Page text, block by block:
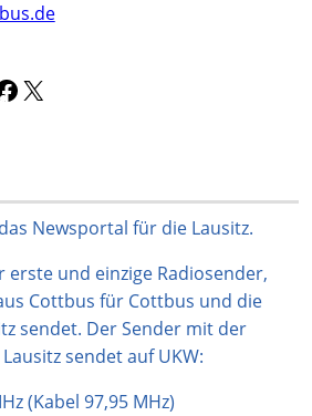
F
b
o
k
Newsportal für die Lausitz.
erste und einzige Radiosender,
Cottbus für Cottbus und die
sendet. Der Sender mit der
sendet auf UKW:
(Kabel 97,95 MHz)